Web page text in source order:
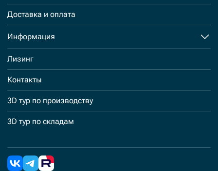
Доставка и оплата
Информация
Лизинг
Контакты
3D тур по производству
3D тур по складам